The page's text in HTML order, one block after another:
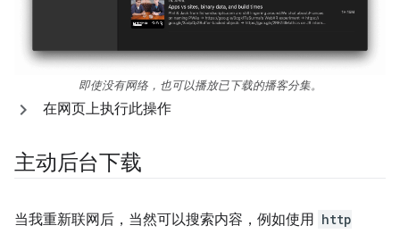
即使没有网络，也可以播放已下载的播客分集。
在网页上执行此操作
主动后台下载
当我重新联网后，当然可以搜索内容，例如使用 http